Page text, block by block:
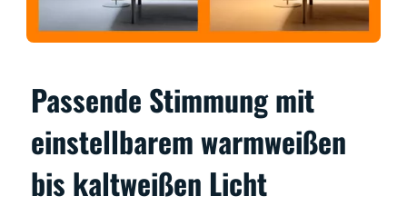
Passende Stimmung mit
einstellbarem warmweißen
bis kaltweißen Licht